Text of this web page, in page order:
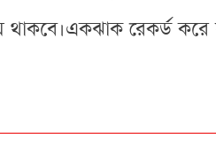
থাকবে।একঝাক রেকর্ড করে